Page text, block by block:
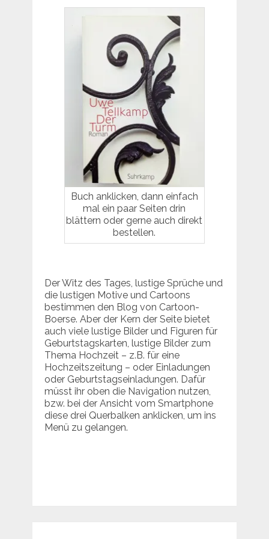
Buch anklicken, dann einfach
mal ein paar Seiten drin
blättern oder gerne auch direkt
bestellen.
Der Witz des Tages, lustige Sprüche und
die lustigen Motive und Cartoons
bestimmen den Blog von Cartoon-
Boerse. Aber der Kern der Seite bietet
auch viele lustige Bilder und Figuren für
Geburtstagskarten, lustige Bilder zum
Thema Hochzeit – z.B. für eine
Hochzeitszeitung – oder Einladungen
oder Geburtstagseinladungen. Dafür
müsst ihr oben die Navigation nutzen,
bzw. bei der Ansicht vom Smartphone
diese drei Querbalken anklicken, um ins
Menü zu gelangen.